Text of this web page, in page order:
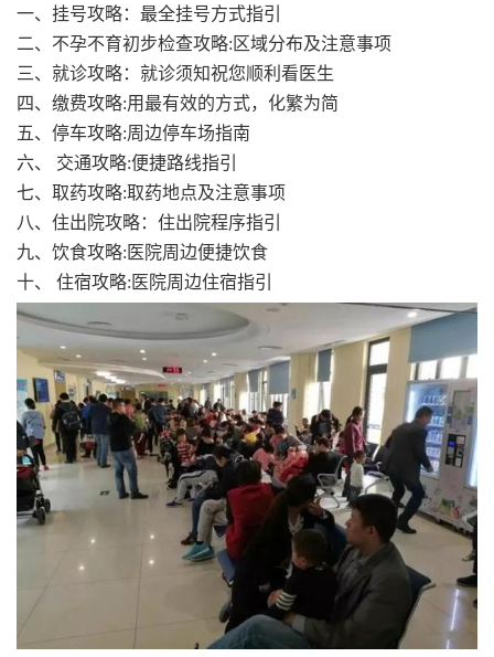
一、挂号攻略：最全挂号方式指引
二、不孕不育初步检查攻略:区域分布及注意事项
三、就诊攻略：就诊须知祝您顺利看医生
四、缴费攻略:用最有效的方式，化繁为简
五、停车攻略:周边停车场指南
六、 交通攻略:便捷路线指引
七、取药攻略:取药地点及注意事项
八、住出院攻略：住出院程序指引
九、饮食攻略:医院周边便捷饮食
十、 住宿攻略:医院周边住宿指引